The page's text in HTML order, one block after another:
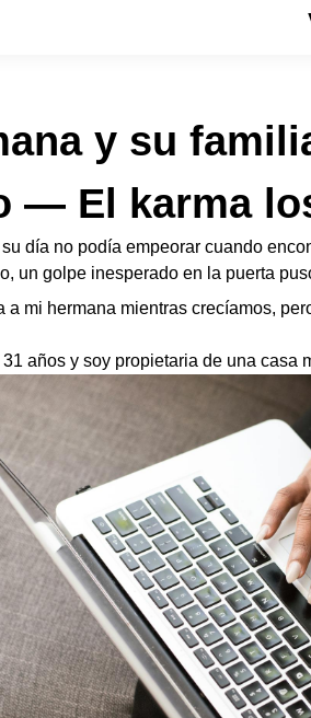
y su
— El karma
día no podía empeorar cuando
un golpe inesperado en la puerta
a mi hermana mientras crecíamos,
años y soy propietaria de una